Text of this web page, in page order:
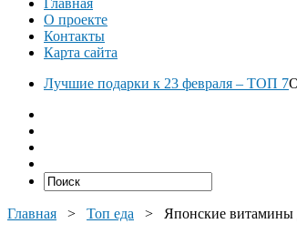
Главная
О проекте
Контакты
Карта сайта
Лучшие подарки к 23 февраля – ТОП 7
Главная > Топ еда > Японские витамины